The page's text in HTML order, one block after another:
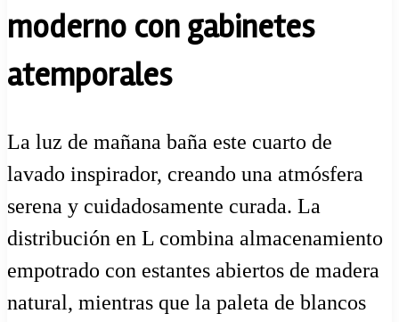
moderno con gabinetes
atemporales
La luz de mañana baña este cuarto de
lavado inspirador, creando una atmósfera
serena y cuidadosamente curada. La
distribución en L combina almacenamiento
empotrado con estantes abiertos de madera
natural, mientras que la paleta de blancos